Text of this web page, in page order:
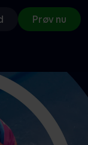
Prøv nu